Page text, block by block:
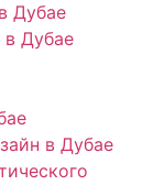
Дубае
в Дубае
в Дубае